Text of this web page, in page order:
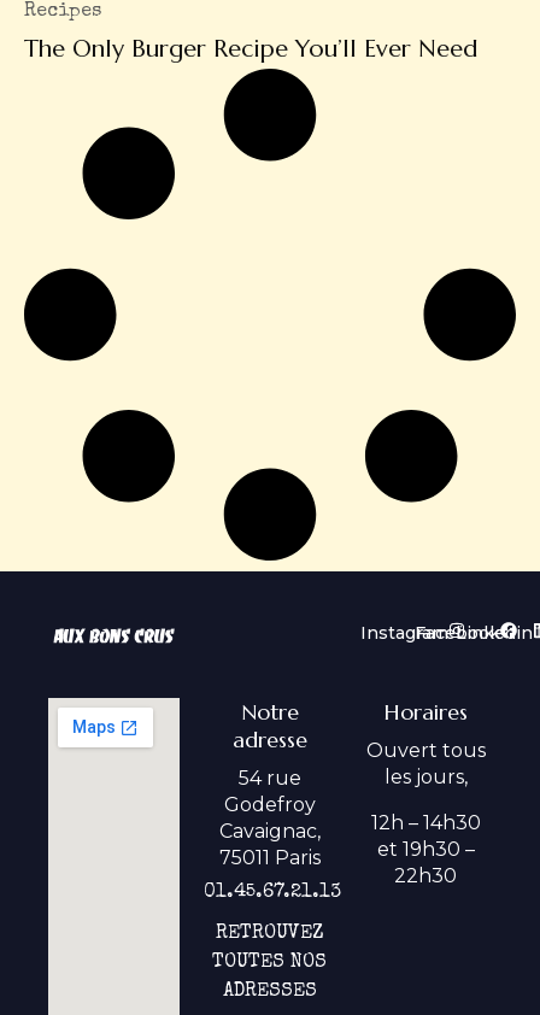
Recipes
The Only Burger Recipe You’ll Ever Need
InstagramFacebook
Linkedin
Notre
adresse
54 rue
Godefroy
Cavaignac,
75011 Paris
01.45.67.21.13
RETROUVEZ
TOUTES NOS
ADRESSES
Horaires
Ouvert tous
les jours,
12h – 14h30
et 19h30 –
22h30